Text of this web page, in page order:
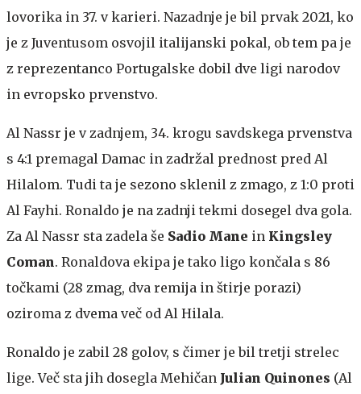
lovorika in 37. v karieri. Nazadnje je bil prvak 2021, ko
je z Juventusom osvojil italijanski pokal, ob tem pa je
z reprezentanco Portugalske dobil dve ligi narodov
in evropsko prvenstvo.
Al Nassr je v zadnjem, 34. krogu savdskega prvenstva
s 4:1 premagal Damac in zadržal prednost pred Al
Hilalom. Tudi ta je sezono sklenil z zmago, z 1:0 proti
Al Fayhi. Ronaldo je na zadnji tekmi dosegel dva gola.
Za Al Nassr sta zadela še Sadio Mane in Kingsley
Coman. Ronaldova ekipa je tako ligo končala s 86
točkami (28 zmag, dva remija in štirje porazi)
oziroma z dvema več od Al Hilala.
Ronaldo je zabil 28 golov, s čimer je bil tretji strelec
lige. Več sta jih dosegla Mehičan Julian Quinones (Al